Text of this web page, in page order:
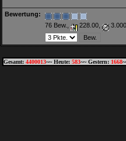
Bewertung:
76 Bew.,
228.00,
Gesamt: 4400013~~ Heute: 583~~ Gestern: 1668